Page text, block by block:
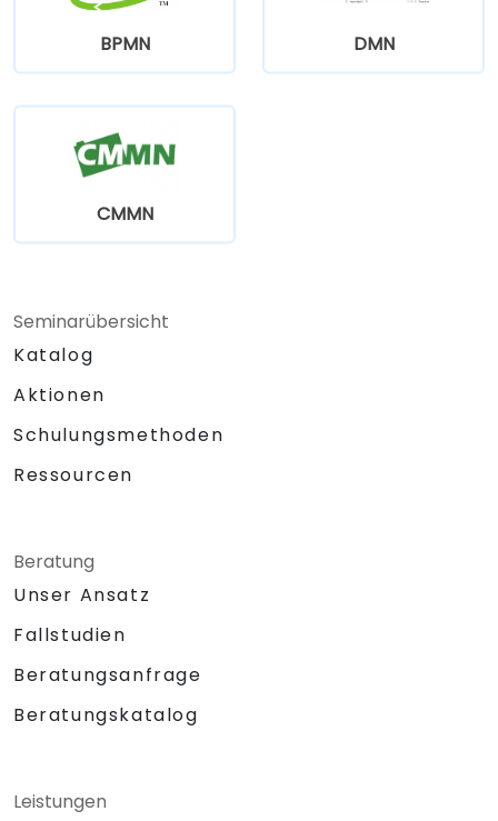
BPMN DMN
CMMN
Seminarübersicht
Katalog
Aktionen
Schulungsmethoden
Ressourcen
Beratung
Unser Ansatz
Fallstudien
Beratungsanfrage
Beratungskatalog
Leistungen